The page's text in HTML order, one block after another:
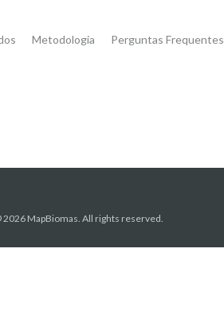
Metodologia Perguntas Frequentes
2026 MapBiomas. All rights reserved.